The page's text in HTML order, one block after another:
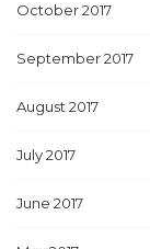
October 2017
September 2017
August 2017
July 2017
June 2017